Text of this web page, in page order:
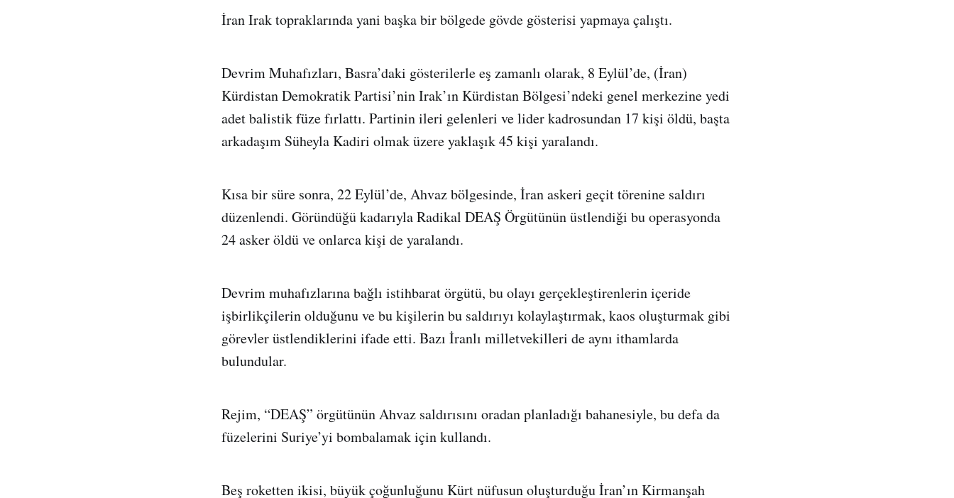
İran Irak topraklarında yani başka bir bölgede gövde gösterisi yapmaya çalıştı.
Devrim Muhafızları, Basra’daki gösterilerle eş zamanlı olarak, 8 Eylül’de, (İran)
Kürdistan Demokratik Partisi’nin Irak’ın Kürdistan Bölgesi’ndeki genel merkezine yedi
adet balistik füze fırlattı. Partinin ileri gelenleri ve lider kadrosundan 17 kişi öldü, başta
arkadaşım Süheyla Kadiri olmak üzere yaklaşık 45 kişi yaralandı.
Kısa bir süre sonra, 22 Eylül’de, Ahvaz bölgesinde, İran askeri geçit törenine saldırı
düzenlendi. Göründüğü kadarıyla Radikal DEAŞ Örgütünün üstlendiği bu operasyonda
24 asker öldü ve onlarca kişi de yaralandı.
Devrim muhafızlarına bağlı istihbarat örgütü, bu olayı gerçekleştirenlerin içeride
işbirlikçilerin olduğunu ve bu kişilerin bu saldırıyı kolaylaştırmak, kaos oluşturmak gibi
görevler üstlendiklerini ifade etti. Bazı İranlı milletvekilleri de aynı ithamlarda
bulundular.
Rejim, “DEAŞ” örgütünün Ahvaz saldırısını oradan planladığı bahanesiyle, bu defa da
füzelerini Suriye’yi bombalamak için kullandı.
Beş roketten ikisi, büyük çoğunluğunu Kürt nüfusun oluşturduğu İran’ın Kirmanşah